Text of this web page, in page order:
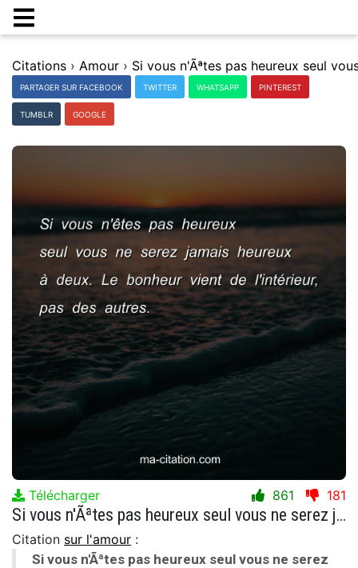
Citations › Amour ›
PARTAGER SUR FACEBOOK TWITTER WHATSAPP PINTEREST
TUMBLR GOOGLE
Télécharger 861 181
Si vous n'Ãªtes pas heureux seul vous ne serez jamais heureux Ã deux. Le bonheur vient de l'intÃ©rieur, pas des autres.
Citation sur l'amour :
Si vous n'Ãªtes pas heureux seul vous ne serez